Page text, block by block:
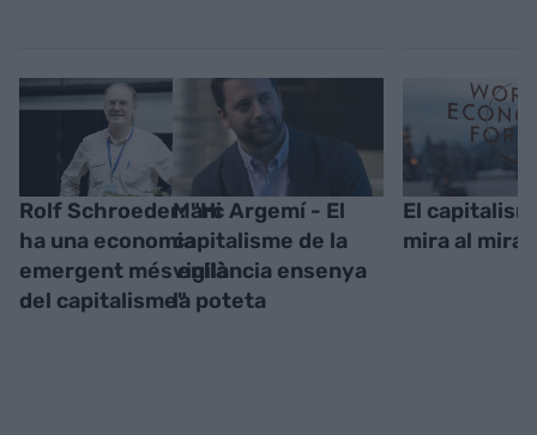
Rolf Schroeder: "Hi
ha una economia
emergent més enllà
del capitalisme"
Marc Argemí - El
capitalisme de la
vigilància ensenya
la poteta
El
mira al mirall